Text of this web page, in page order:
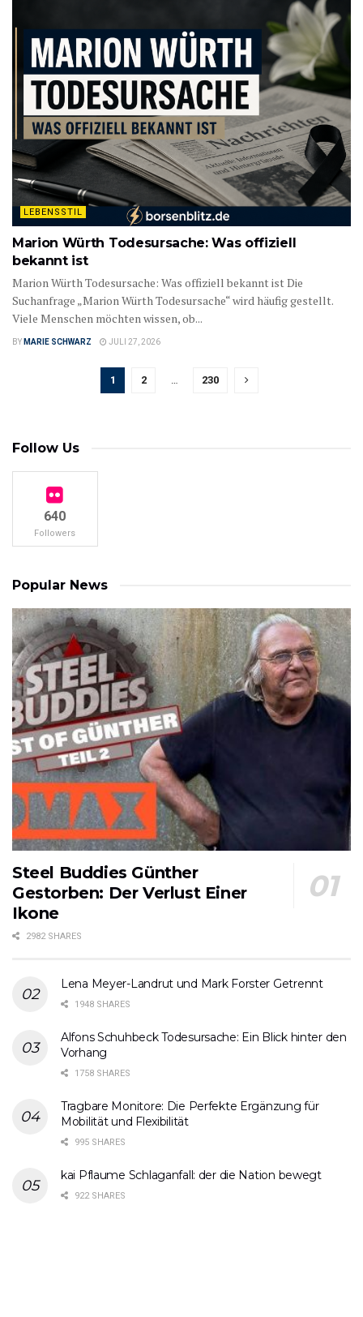
LEBENSSTIL
Marion Würth Todesursache: Was offiziell
bekannt ist
Marion Würth Todesursache: Was offiziell bekannt ist Die
Suchanfrage „Marion Würth Todesursache“ wird häufig gestellt.
Viele Menschen möchten wissen, ob...
BY MARIE SCHWARZ JULI 27, 2026
1 2 … 230
Follow Us
640
Followers
Popular News
Steel Buddies Günther
Gestorben: Der Verlust Einer
Ikone
2982 SHARES
Lena Meyer-Landrut und Mark Forster Getrennt
1948 SHARES
Alfons Schuhbeck Todesursache: Ein Blick hinter den
Vorhang
1758 SHARES
Tragbare Monitore: Die Perfekte Ergänzung für
Mobilität und Flexibilität
995 SHARES
kai Pflaume Schlaganfall: der die Nation bewegt
922 SHARES